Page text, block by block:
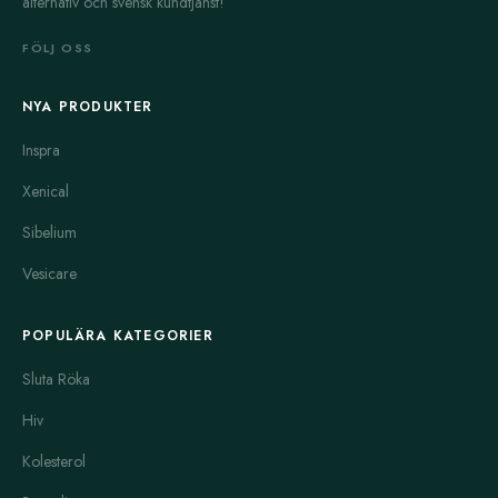
hormonellt läkemedel och riktar sig ofta mot hormonberoende
cancerformer, såsom bröstcancer.
Den används ofta mot bröstcancer och koloncancer. Capnat
övervakning.
Casodex
vissa blodcancerformer, såsom kronisk myeloisk leukemi. Den
regelbunden kontroll.
FÖLJ OSS
NYA PRODUKTER
Inspra
Xenical
Sibelium
Vesicare
POPULÄRA KATEGORIER
Sluta Röka
Hiv
Kolesterol